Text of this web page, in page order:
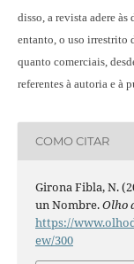
disso, a revista adere às
entanto, o uso irrestrito
quanto comerciais,
referentes à autoria e à
COMO CITAR
Girona Fibla, N.
un Nombre.Olho
https://
ew/300